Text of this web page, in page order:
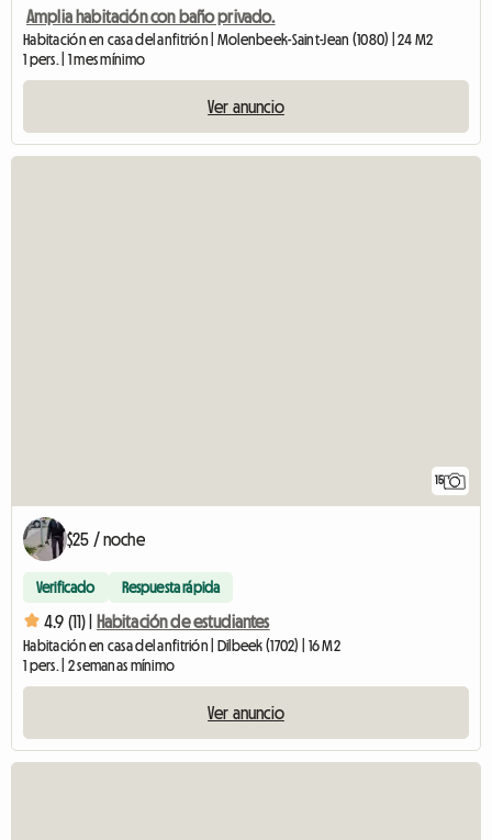
Amplia habitación con baño privado.
Habitación en casa del anfitrión | Molenbeek-Saint-Jean (1080) | 24 M2
1 pers. | 1 mes mínimo
Ver anuncio
15
$25 / noche
Verificado Respuesta rápida
4.9 (11) | Habitación de estudiantes
Habitación en casa del anfitrión | Dilbeek (1702) | 16 M2
1 pers. | 2 semanas mínimo
Ver anuncio